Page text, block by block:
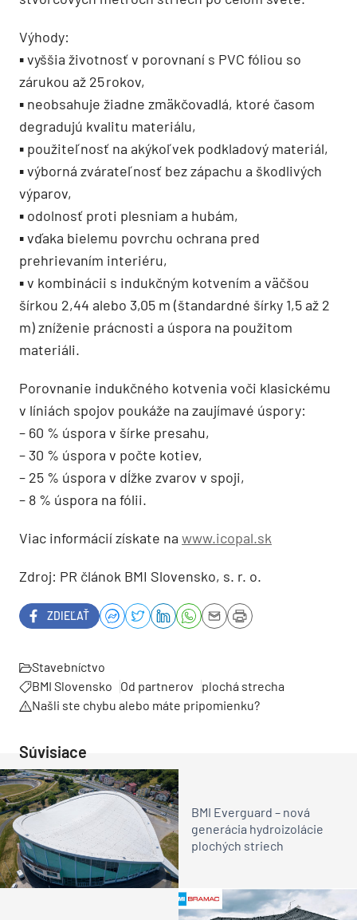
Výhody:
▪ vyššia životnosť v porovnaní s PVC fóliou so
zárukou až 25 rokov,
▪ neobsahuje žiadne zmäkčovadlá, ktoré časom
degradujú kvalitu materiálu,
▪ použiteľnosť na akýkoľvek podkladový materiál,
▪ výborná zvárateľnosť bez zápachu a škodlivých
výparov,
▪ odolnosť proti plesniam a hubám,
▪ vďaka bielemu povrchu ochrana pred
prehrievaním interiéru,
▪ v kombinácii s indukčným kotvením a väčšou
šírkou 2,44 alebo 3,05 m (štandardné šírky 1,5 až 2
m) zníženie prácnosti a úspora na použitom
materiáli.
Porovnanie indukčného kotvenia voči klasickému
v líniách spojov poukáže na zaujímavé úspory:
– 60 % úspora v šírke presahu,
– 30 % úspora v počte kotiev,
– 25 % úspora v dĺžke zvarov v spoji,
– 8 % úspora na fólii.
Viac informácií získate na www.icopal.sk
Zdroj: PR článok BMI Slovensko, s. r. o.
ZDIEĽAŤ
Stavebníctvo
BMI Slovensko
Od partnerov
plochá strecha
Našli ste chybu alebo máte pripomienku?
Súvisiace
BMI Everguard – nová
generácia hydroizolácie
plochých striech